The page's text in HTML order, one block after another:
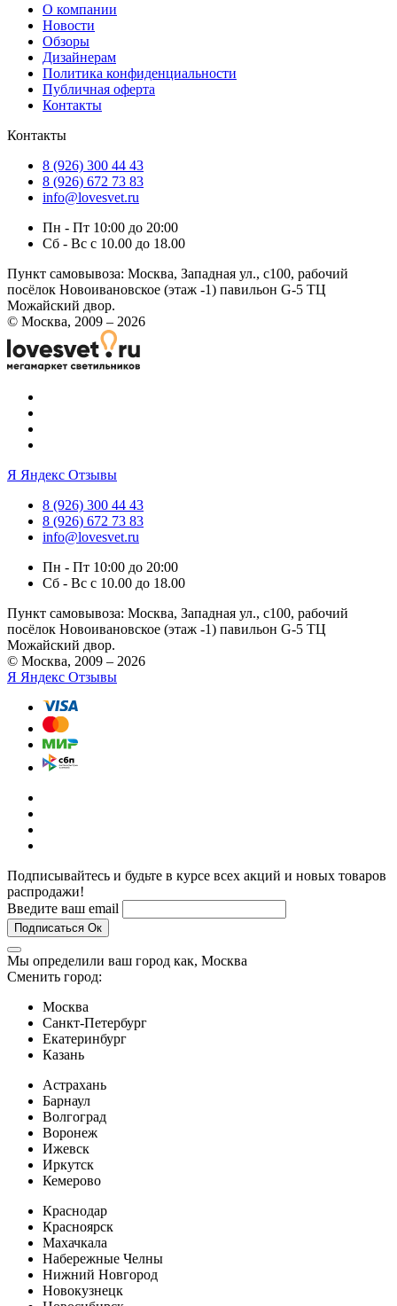
О компании
Новости
Обзоры
Дизайнерам
Политика конфиденциальности
Публичная оферта
Контакты
Контакты
8 (926) 300 44 43
8 (926) 672 73 83
info@lovesvet.ru
Пн - Пт 10:00 до 20:00
Сб - Вс с 10.00 до 18.00
Пункт самовывоза: Москва, Западная ул., с100, рабочий
посёлок Новоивановское (этаж -1) павильон G-5 ТЦ
Можайский двор.
© Москва, 2009 – 2026
Я Яндекс Отзывы
8 (926) 300 44 43
8 (926) 672 73 83
info@lovesvet.ru
Пн - Пт 10:00 до 20:00
Сб - Вс с 10.00 до 18.00
Пункт самовывоза: Москва, Западная ул., с100, рабочий
посёлок Новоивановское (этаж -1) павильон G-5 ТЦ
Можайский двор.
© Москва, 2009 – 2026
Я Яндекс Отзывы
Подписывайтесь и будьте в курсе всех акций и новых товаров
распродажи!
Введите ваш email
Подписаться Ок
Мы определили ваш город как, Москва
Сменить город:
Москва
Санкт-Петербург
Екатеринбург
Казань
Астрахань
Барнаул
Волгоград
Воронеж
Ижевск
Иркутск
Кемерово
Краснодар
Красноярск
Махачкала
Набережные Челны
Нижний Новгород
Новокузнецк